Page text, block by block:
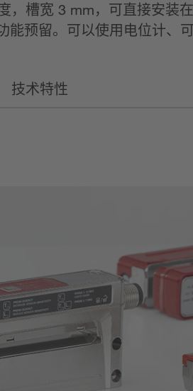
，槽宽 3 mm，可直接安装
预留。可以使用电位计、
技术特性